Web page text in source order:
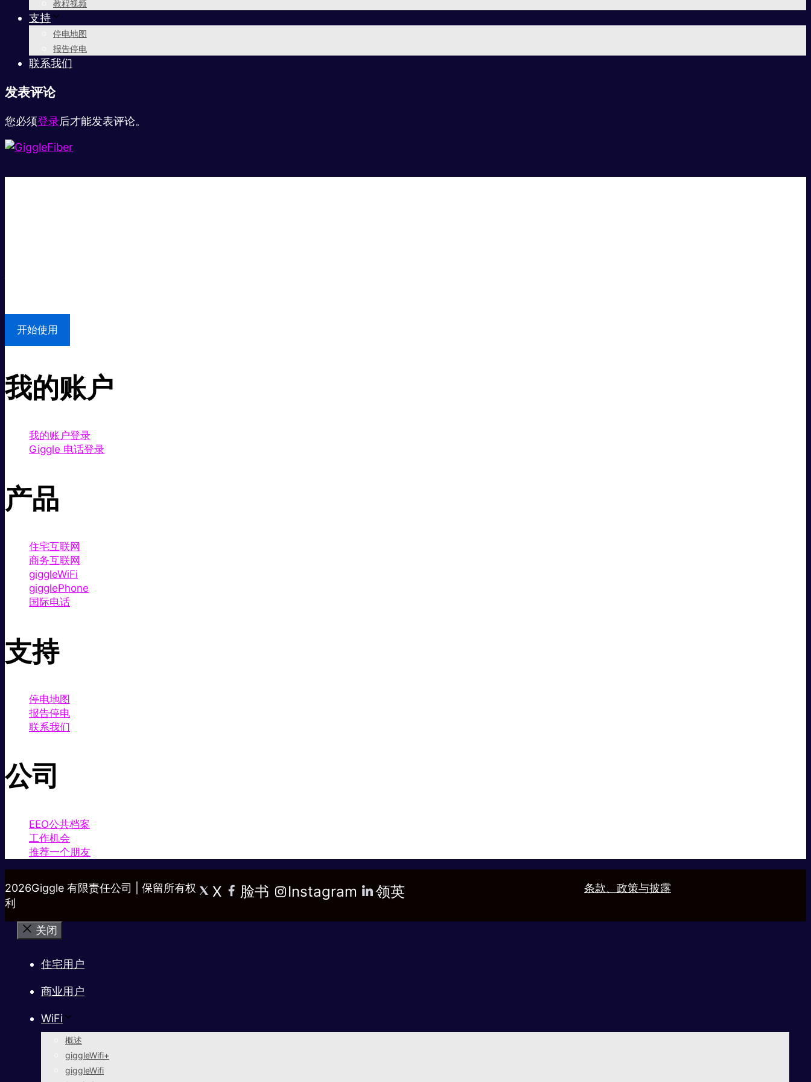
教程视频
支持
停电地图
报告停电
联系我们
发表评论
您必须登录后才能发表评论。
开始使用
我的账户
我的账户登录
Giggle 电话登录
产品
住宅互联网
商务互联网
giggleWiFi
gigglePhone
国际电话
支持
停电地图
报告停电
联系我们
公司
EEO公共档案
工作机会
推荐一个朋友
2026Giggle 有限责任公司 | 保留所有权
利
X 脸书 Instagram 领英 条款、政策与披露
关闭
住宅用户
商业用户
WiFi
概述
giggleWifi+
giggleWifi